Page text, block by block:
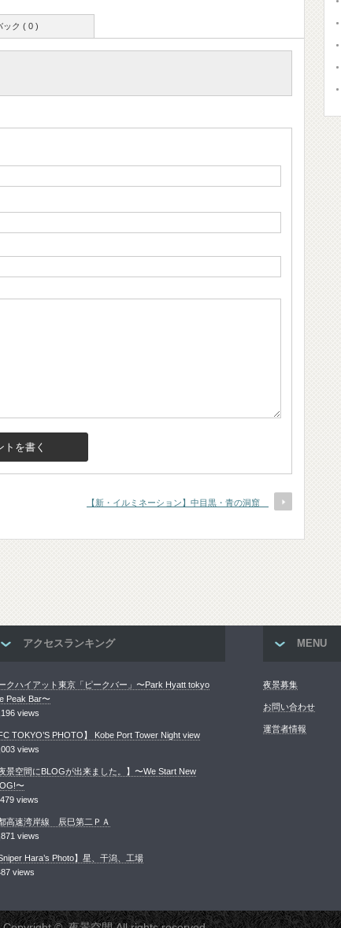
ック ( 0 )
【新・イルミネーション】中目黒・青の洞窟
アクセスランキング
クハイアット東京「ピークバー」〜Park Hyatt tokyo
Peak Bar〜
views
FC TOKYO’S PHOTO】 Kobe Port Tower Night view
views
夜景空間にBLOGが出来ました。】〜We Start New
〜
views
高速湾岸線 辰巳第二ＰＡ
views
Sniper Hara’s Photo】星、干潟、工場
views
MENU
夜景募集
お問い合わせ
運営者情報